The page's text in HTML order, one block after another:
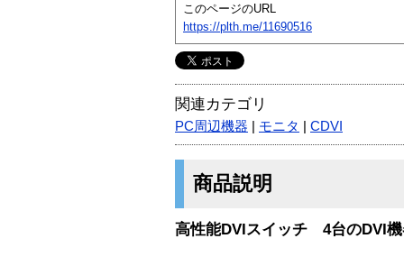
このページのURL
https://plth.me/11690516
関連カテゴリ
PC周辺機器 モニタ CDVI
商品説明
高性能DVIスイッチ 4台のDVI